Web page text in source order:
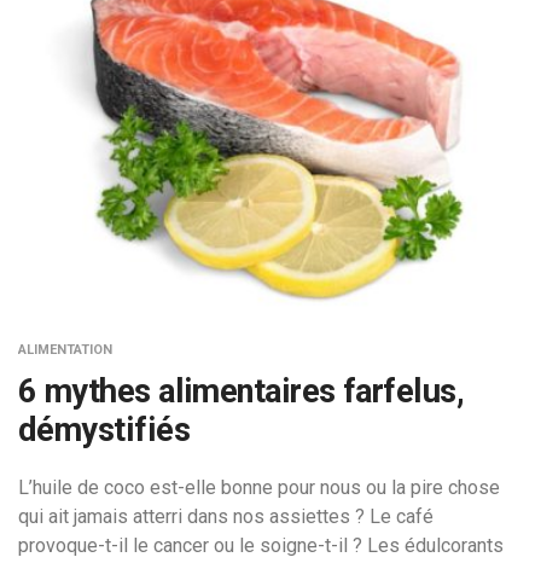
ALIMENTATION
6 mythes alimentaires farfelus,
démystifiés
L’huile de coco est-elle bonne pour nous ou la pire chose
qui ait jamais atterri dans nos assiettes ? Le café
provoque-t-il le cancer ou le soigne-t-il ? Les édulcorants